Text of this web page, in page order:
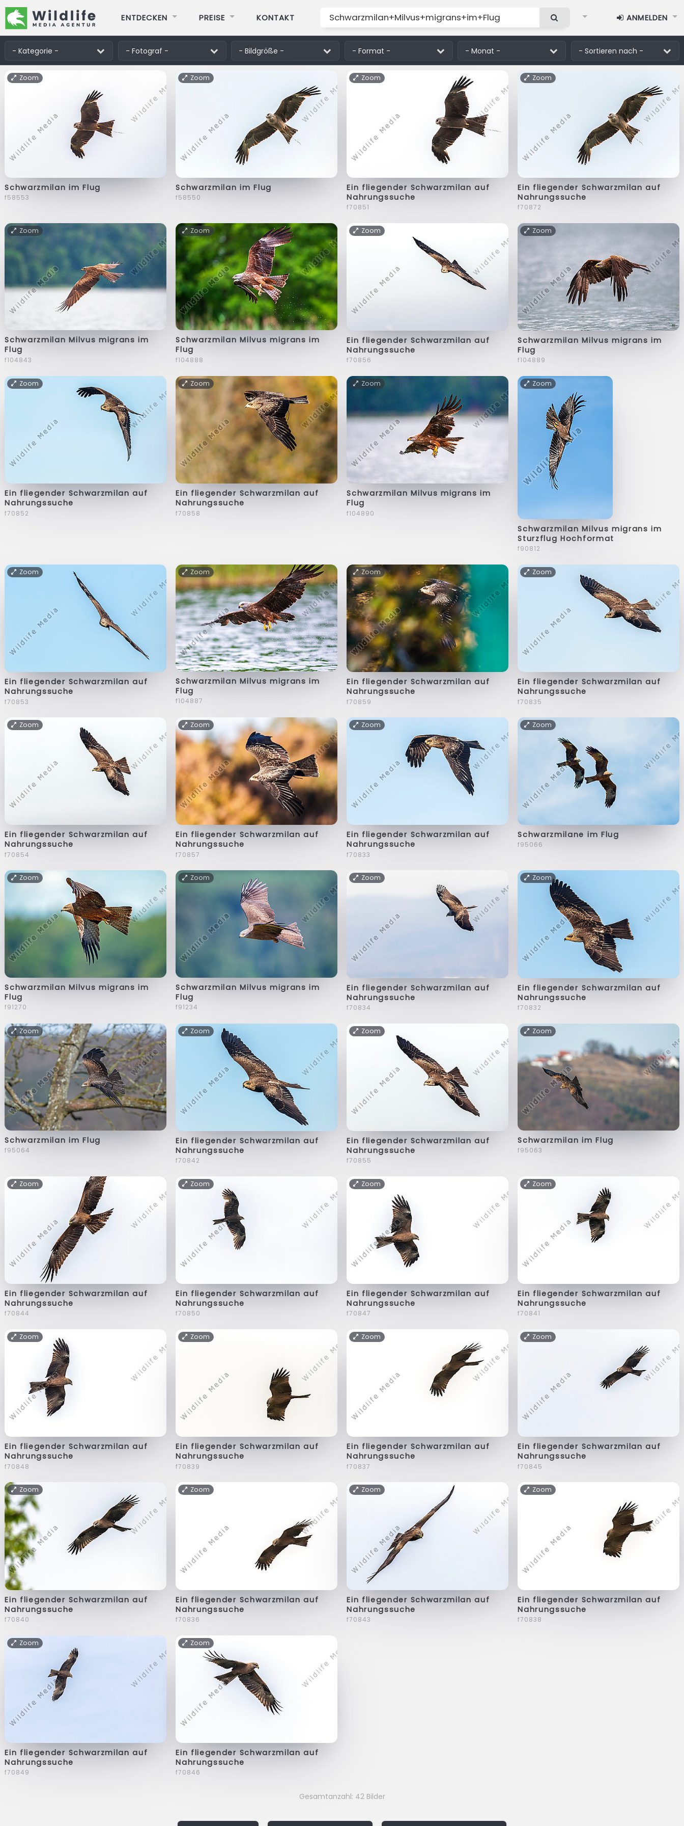
ENTDECKEN PREISE KONTAKT ANMELDEN
Zoom
Schwarzmilan im Flug
f58553
Zoom
Schwarzmilan im Flug
f58550
Zoom
Ein fliegender Schwarzmilan auf
Nahrungssuche
f70851
Zoom
Ein fliegender Schwarzmilan auf
Nahrungssuche
f70872
Zoom
Schwarzmilan Milvus migrans im
Flug
f104843
Zoom
Schwarzmilan Milvus migrans im
Flug
f104888
Zoom
Ein fliegender Schwarzmilan auf
Nahrungssuche
f70856
Zoom
Schwarzmilan Milvus migrans im
Flug
f104889
Zoom
Ein fliegender Schwarzmilan auf
Nahrungssuche
f70852
Zoom
Ein fliegender Schwarzmilan auf
Nahrungssuche
f70858
Zoom
Schwarzmilan Milvus migrans im
Flug
f104890
Zoom
Schwarzmilan Milvus migrans im
Sturzflug Hochformat
f90812
Zoom
Ein fliegender Schwarzmilan auf
Nahrungssuche
f70853
Zoom
Schwarzmilan Milvus migrans im
Flug
f104887
Zoom
Ein fliegender Schwarzmilan auf
Nahrungssuche
f70859
Zoom
Ein fliegender Schwarzmilan auf
Nahrungssuche
f70835
Zoom
Ein fliegender Schwarzmilan auf
Nahrungssuche
f70854
Zoom
Ein fliegender Schwarzmilan auf
Nahrungssuche
f70857
Zoom
Ein fliegender Schwarzmilan auf
Nahrungssuche
f70833
Zoom
Schwarzmilane im Flug
f95066
Zoom
Schwarzmilan Milvus migrans im
Flug
f91270
Zoom
Schwarzmilan Milvus migrans im
Flug
f91234
Zoom
Ein fliegender Schwarzmilan auf
Nahrungssuche
f70834
Zoom
Ein fliegender Schwarzmilan auf
Nahrungssuche
f70832
Zoom
Schwarzmilan im Flug
f95064
Zoom
Ein fliegender Schwarzmilan auf
Nahrungssuche
f70842
Zoom
Ein fliegender Schwarzmilan auf
Nahrungssuche
f70855
Zoom
Schwarzmilan im Flug
f95063
Zoom
Ein fliegender Schwarzmilan auf
Nahrungssuche
f70844
Zoom
Ein fliegender Schwarzmilan auf
Nahrungssuche
f70850
Zoom
Ein fliegender Schwarzmilan auf
Nahrungssuche
f70847
Zoom
Ein fliegender Schwarzmilan auf
Nahrungssuche
f70841
Zoom
Ein fliegender Schwarzmilan auf
Nahrungssuche
f70848
Zoom
Ein fliegender Schwarzmilan auf
Nahrungssuche
f70839
Zoom
Ein fliegender Schwarzmilan auf
Nahrungssuche
f70837
Zoom
Ein fliegender Schwarzmilan auf
Nahrungssuche
f70845
Zoom
Ein fliegender Schwarzmilan auf
Nahrungssuche
f70840
Zoom
Ein fliegender Schwarzmilan auf
Nahrungssuche
f70836
Zoom
Ein fliegender Schwarzmilan auf
Nahrungssuche
f70843
Zoom
Ein fliegender Schwarzmilan auf
Nahrungssuche
f70838
Zoom
Ein fliegender Schwarzmilan auf
Nahrungssuche
f70849
Zoom
Ein fliegender Schwarzmilan auf
Nahrungssuche
f70846
Gesamtanzahl: 42 Bilder